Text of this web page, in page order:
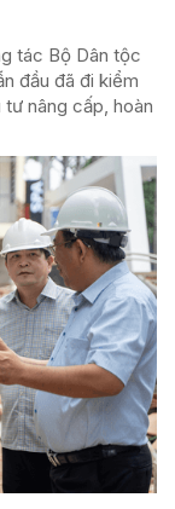
tác Bộ Dân tộc
đầu đã đi kiểm
nâng cấp, hoàn